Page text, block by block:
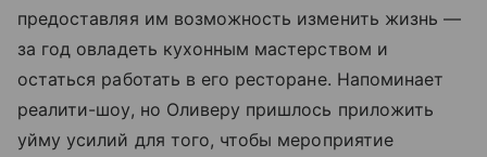
предоставляя им возможность изменить жизнь —
за год овладеть кухонным мастерством и
остаться работать в его ресторане. Напоминает
реалити-шоу, но Оливеру пришлось приложить
уйму усилий для того, чтобы мероприятие